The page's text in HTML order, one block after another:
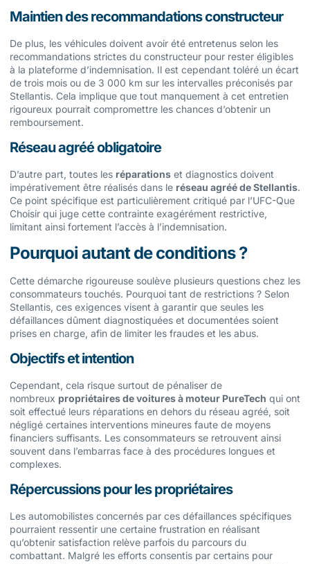
Maintien des recommandations constructeur
De plus, les véhicules doivent avoir été entretenus selon les
recommandations strictes du constructeur pour rester éligibles
à la plateforme d’indemnisation. Il est cependant toléré un écart
de trois mois ou de 3 000 km sur les intervalles préconisés par
Stellantis. Cela implique que tout manquement à cet entretien
rigoureux pourrait compromettre les chances d’obtenir un
remboursement.
Réseau agréé obligatoire
D’autre part, toutes les réparations et diagnostics doivent
impérativement être réalisés dans le réseau agréé de Stellantis.
Ce point spécifique est particulièrement critiqué par l’UFC-Que
Choisir qui juge cette contrainte exagérément restrictive,
limitant ainsi fortement l’accès à l’indemnisation.
Pourquoi autant de conditions ?
Cette démarche rigoureuse soulève plusieurs questions chez les
consommateurs touchés. Pourquoi tant de restrictions ? Selon
Stellantis, ces exigences visent à garantir que seules les
défaillances dûment diagnostiquées et documentées soient
prises en charge, afin de limiter les fraudes et les abus.
Objectifs et intention
Cependant, cela risque surtout de pénaliser de
nombreux propriétaires de voitures à moteur PureTech qui ont
soit effectué leurs réparations en dehors du réseau agréé, soit
négligé certaines interventions mineures faute de moyens
financiers suffisants. Les consommateurs se retrouvent ainsi
souvent dans l’embarras face à des procédures longues et
complexes.
Répercussions pour les propriétaires
Les automobilistes concernés par ces défaillances spécifiques
pourraient ressentir une certaine frustration en réalisant
qu’obtenir satisfaction relève parfois du parcours du
combattant. Malgré les efforts consentis par certains pour